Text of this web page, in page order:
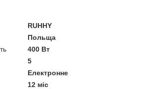
RUHHY
Польща
400 Вт
5
Електронне
12 міс